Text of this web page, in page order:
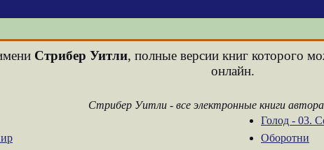
Стрибер Уитли, полные версии книг которого
онлайн.
Стрибер Уитли - все электронные книги
Голод - 03.
Оборотни